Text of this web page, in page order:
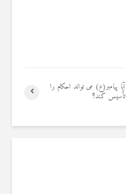
آیا پیامبر(ع) می تواند احکام را
تأسیس کند؟